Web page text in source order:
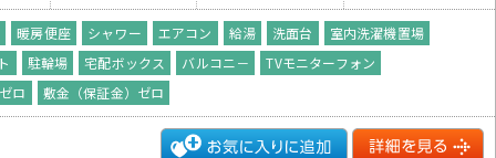
暖房便座 シャワー エアコン 給湯 洗面台
室内洗濯機置場
駐輪場 宅配ボックス バルコニ－
TVモニターフォン
ロ
敷金（保証金）ゼロ